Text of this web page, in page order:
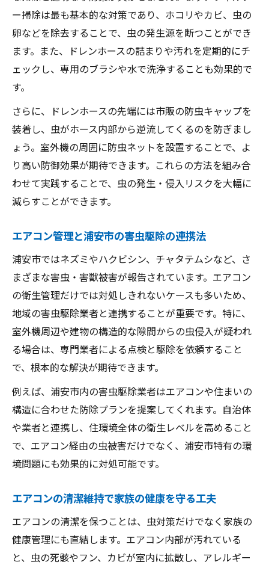
ー掃除は最も基本的な対策であり、ホコリやカビ、虫の
卵などを除去することで、虫の発生源を断つことができ
ます。また、ドレンホースの詰まりや汚れを定期的にチ
ェックし、専用のブラシや水で洗浄することも効果的で
す。
さらに、ドレンホースの先端には市販の防虫キャップを
装着し、虫がホース内部から逆流してくるのを防ぎまし
ょう。室外機の周囲に防虫ネットを設置することで、よ
り高い防御効果が期待できます。これらの方法を組み合
わせて実践することで、虫の発生・侵入リスクを大幅に
減らすことができます。
エアコン管理と浦安市の害虫駆除の連携法
浦安市ではネズミやハクビシン、チャタテムシなど、さ
まざまな害虫・害獣被害が報告されています。エアコン
の衛生管理だけでは対処しきれないケースも多いため、
地域の害虫駆除業者と連携することが重要です。特に、
室外機周辺や建物の構造的な隙間からの虫侵入が疑われ
る場合は、専門業者による点検と駆除を依頼すること
で、根本的な解決が期待できます。
例えば、浦安市内の害虫駆除業者はエアコンや住まいの
構造に合わせた防除プランを提案してくれます。自治体
や業者と連携し、住環境全体の衛生レベルを高めること
で、エアコン経由の虫被害だけでなく、浦安市特有の環
境問題にも効果的に対処可能です。
エアコンの清潔維持で家族の健康を守る工夫
エアコンの清潔を保つことは、虫対策だけでなく家族の
健康管理にも直結します。エアコン内部が汚れている
と、虫の死骸やフン、カビが室内に拡散し、アレルギー